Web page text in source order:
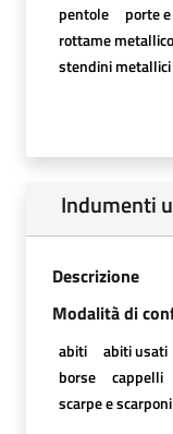
pentole
porte
rottame metallico
stendini metallici
Indumenti
Descrizione
Modalità di
abiti abiti usati
borse
cappelli
scarpe e